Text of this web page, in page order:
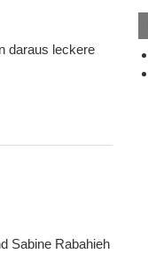
daraus leckere
Sabine Rabahieh